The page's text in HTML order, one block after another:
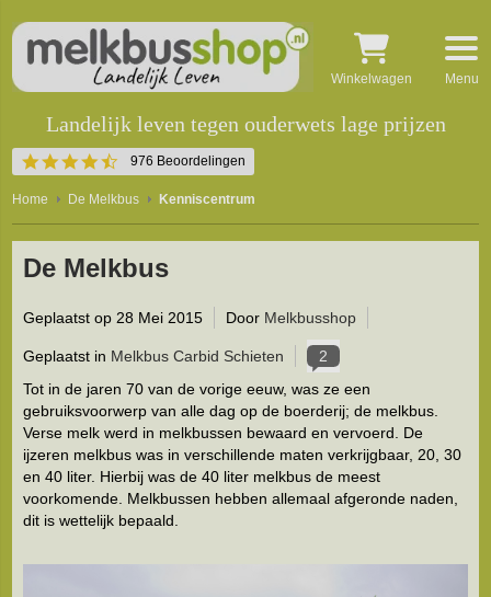
4.5
star
rating
976 Beoordelingen
Landelijk leven tegen ouderwets lage prijzen
Winkelwagen Menu
Home De Melkbus Kenniscentrum
De Melkbus
Geplaatst op 28 Mei 2015 Door Melkbusshop
Geplaatst in Melkbus Carbid Schieten
2
Tot in de jaren 70 van de vorige eeuw, was ze een
gebruiksvoorwerp van alle dag op de boerderij; de melkbus.
Verse melk werd in melkbussen bewaard en vervoerd. De
ijzeren melkbus was in verschillende maten verkrijgbaar, 20, 30
en 40 liter. Hierbij was de 40 liter melkbus de meest
voorkomende. Melkbussen hebben allemaal afgeronde naden,
dit is wettelijk bepaald.